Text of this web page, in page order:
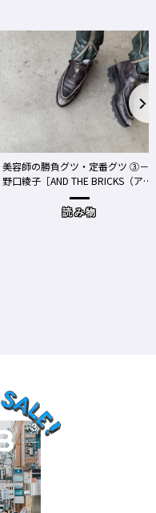
美容師の勝負グツ・定番グツ ③－
野口綾子［AND THE BRICKS（アン
ドザブリックス）／神奈川県鎌倉
読み物